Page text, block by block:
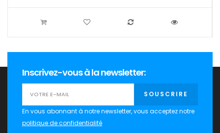
Inscrivez-vous à la newsletter:
SOUSCRIRE
En vous abonnant à notre newsletter, vous acceptez notre
politique de confidentialité